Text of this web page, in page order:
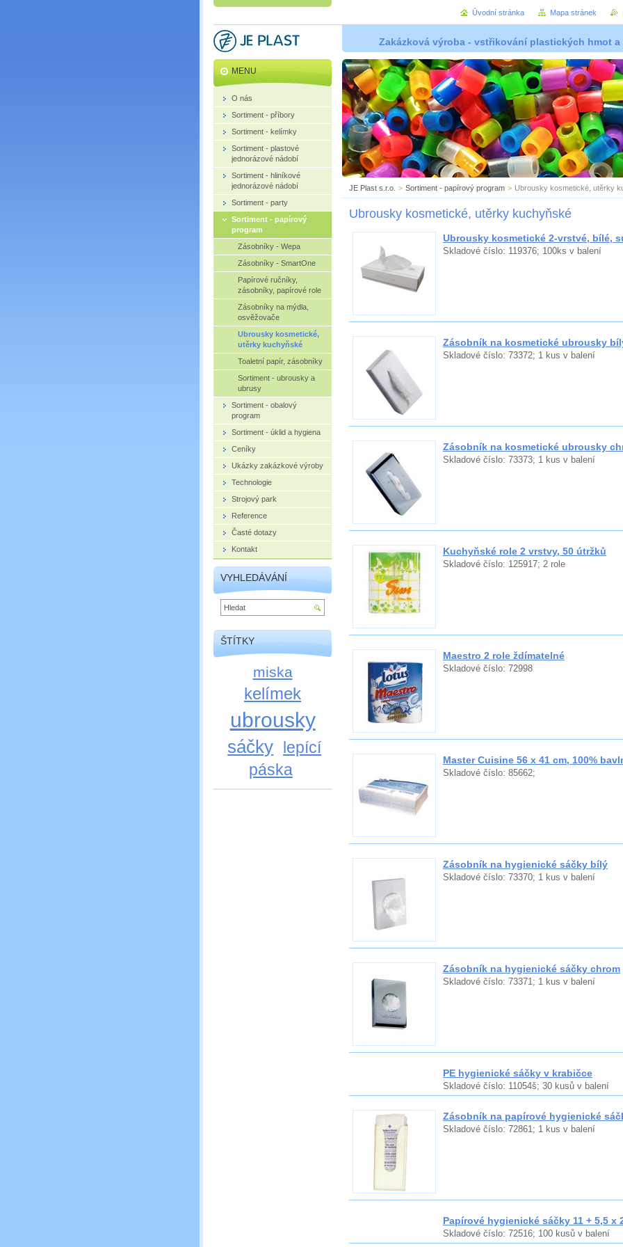
Zakázková výroba - vstřikování plastických hmot
JE Plast s.r.o. > Sortiment - papírový program > Ubrousky kosmetické, utěrky
Ubrousky kosmetické, utěrky kuchyňské
Ubrousky kosmetické 2-vrstvé, bílé,
Skladové číslo: 119376; 100ks v balení
Zásobník na kosmetické ubrousky
Skladové číslo: 73372; 1 kus v balení
Zásobník na kosmetické ubrousky
Skladové číslo: 73373; 1 kus v balení
Kuchyňské role 2 vrstvy, 50 útržků
Skladové číslo: 125917; 2 role
Maestro 2 role ždímatelné
Skladové číslo: 72998
Master Cuisine 56 x 41 cm, 100%
Skladové číslo: 85662;
Zásobník na hygienické sáčky bílý
Skladové číslo: 73370; 1 kus v balení
Zásobník na hygienické sáčky chrom
Skladové číslo: 73371; 1 kus v balení
PE hygienické sáčky v krabičce
Skladové číslo: 11054š; 30 kusů v balení
Zásobník na papírové hygienické
Skladové číslo: 72861; 1 kus v balení
Papírové hygienické sáčky 11 + 5,5 x
Skladové číslo: 72516; 100 kusů v balení
MENU
O nás
Sortiment - příbory
Sortiment - kelímky
Sortiment - plastové
jednorázové nádobí
Sortiment - hliníkové
jednorázové nádobí
Sortiment - party
Sortiment - papírový
program
Zásobníky - Wepa
Zásobníky - SmartOne
Papírové ručníky,
zásobníky, papírové role
Zásobníky na mýdla,
osvěžovače
Ubrousky kosmetické,
utěrky kuchyňské
Toaletní papír, zásobníky
Sortiment - ubrousky a
ubrusy
Sortiment - obalový
program
Sortiment - úklid a hygiena
Ceníky
Ukázky zakázkové výroby
Technologie
Strojový park
Reference
Časté dotazy
Kontakt
VYHLEDÁVÁNÍ
ŠTÍTKY
miska
kelímek
ubrousky
sáčky lepící
páska
Úvodní stránka Mapa stránek